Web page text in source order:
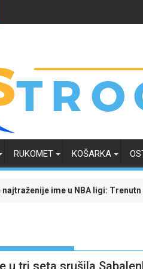
RUKOMET KOŠARKA
je na raskrsnici, a odluka
Evo kako je transfer Tarika
u tri seta srušila